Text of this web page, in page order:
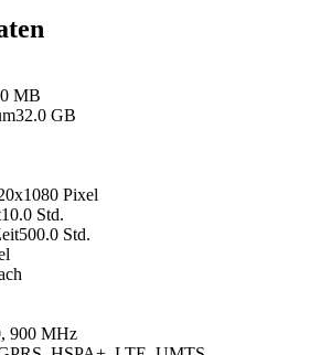
MB
32.0 GB
Pixel
10.0 Std.
500.0 Std.
900 MHz